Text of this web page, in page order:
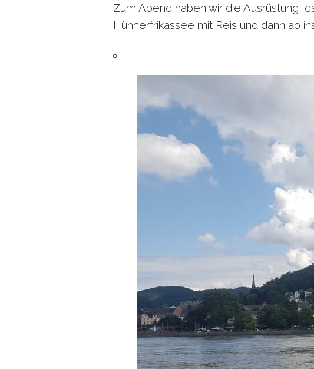
Zum Abend haben wir die Ausrüstung,
Hühnerfrikassee mit Reis und dann ab